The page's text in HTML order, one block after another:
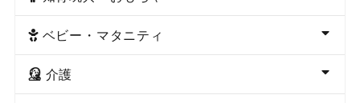
ベビー・マタニティ
介護